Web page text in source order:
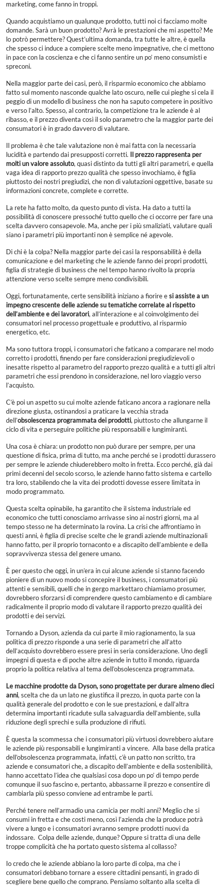
marketing, come fanno in troppi.
Quando acquistiamo un qualunque prodotto, tutti noi ci facciamo molte
domande. Sarà un buon prodotto? Avrà le prestazioni che mi aspetto? Me
lo potrò permettere? Quest’ultima domanda, tra tutte le altre, è quella
che spesso ci induce a compiere scelte meno impegnative, che ci mettono
in pace con la coscienza e che ci fanno sentire un po’ meno consumisti e
spreconi.
Nella maggior parte dei casi, però, il risparmio economico che abbiamo
fatto sul momento nasconde qualche lato oscuro, nelle cui pieghe si cela il
peggio di un modello di business che non ha saputo competere in positivo
e verso l’alto. Spesso, al contrario, la competizione tra le aziende è al
ribasso, e il prezzo diventa così il solo parametro che la maggior parte dei
consumatori è in grado davvero di valutare.
Il problema è che tale valutazione non è mai fatta con la necessaria
lucidità e partendo dai presupposti corretti. Il prezzo rappresenta per
molti un valore assoluto, quasi distinto da tutti gli altri parametri, e quella
vaga idea di rapporto prezzo qualità che spesso invochiamo, è figlia
piuttosto dei nostri pregiudizi, che non di valutazioni oggettive, basate su
informazioni concrete, complete e corrette.
La rete ha fatto molto, da questo punto di vista. Ha dato a tutti la
possibilità di conoscere pressoché tutto quello che ci occorre per fare una
scelta davvero consapevole. Ma, anche per i più smaliziati, valutare quali
siano i parametri più importanti non è semplice né agevole.
Di chi è la colpa? Nella maggior parte dei casi la responsabilità è della
comunicazione e del marketing che le aziende fanno dei propri prodotti,
figlia di strategie di business che nel tempo hanno rivolto la propria
attenzione verso scelte sempre meno condivisibili.
Oggi, fortunatamente, certe sensibilità iniziano a fiorire e si assiste a un
impegno crescente delle aziende su tematiche correlate al rispetto
dell’ambiente e dei lavoratori, all’interazione e al coinvolgimento dei
consumatori nel processo progettuale e produttivo, al risparmio
energetico, etc.
Ma sono tuttora troppi, i consumatori che faticano a comparare nel modo
corretto i prodotti, finendo per fare considerazioni pregiudizievoli o
inesatte rispetto al parametro del rapporto prezzo qualità e a tutti gli altri
parametri che essi prendono in considerazione, nel loro viaggio verso
l’acquisto.
C’è poi un aspetto su cui molte aziende faticano ancora a ragionare nella
direzione giusta, ostinandosi a praticare la vecchia strada
dell’obsolescenza programmata dei prodotti, piuttosto che allungarne il
ciclo di vita e perseguire politiche più responsabili e lungimiranti.
Una cosa è chiara: un prodotto non può durare per sempre, per una
questione di fisica, prima di tutto, ma anche perché se i prodotti durassero
per sempre le aziende chiuderebbero molto in fretta. Ecco perché, già dai
primi decenni del secolo scorso, le aziende hanno fatto sistema e cartello
tra loro, stabilendo che la vita dei prodotti dovesse essere limitata in
modo programmato.
Questa scelta opinabile, ha garantito che il sistema industriale ed
economico che tutti conosciamo arrivasse sino ai nostri giorni, ma al
tempo stesso ne ha determinato la rovina. La crisi che affrontiamo in
questi anni, è figlia di precise scelte che le grandi aziende multinazionali
hanno fatto, per il proprio tornaconto e a discapito dell’ambiente e della
sopravvivenza stessa del genere umano.
È per questo che oggi, in un’era in cui alcune aziende si stanno facendo
pioniere di un nuovo modo si concepire il business, i consumatori più
attenti e sensibili, quelli che in gergo markettaro chiamiamo prosumer,
dovrebbero sforzarsi di comprendere questo cambiamento e di cambiare
radicalmente il proprio modo di valutare il rapporto prezzo qualità dei
prodotti e dei servizi.
Tornando a Dyson, azienda da cui parte il mio ragionamento, la sua
politica di prezzo risponde a una serie di parametri che all’atto
dell’acquisto dovrebbero essere presi in seria considerazione. Uno degli
impegni di questa e di poche altre aziende in tutto il mondo, riguarda
proprio la politica relativa al tema dell’obsolescenza programmata.
Le macchine prodotte da Dyson, sono progettate per durare almeno dieci
anni, scelta che da un lato ne giustifica il prezzo, in quota parte con la
qualità generale del prodotto e con le sue prestazioni, e dall’altra
determina importanti ricadute sulla salvaguardia dell’ambiente, sulla
riduzione degli sprechi e sulla produzione di rifiuti.
È questa la scommessa che i consumatori più virtuosi dovrebbero aiutare
le aziende più responsabili e lungimiranti a vincere. Alla base della pratica
dell’obsolescenza programmata, infatti, c’è un patto non scritto, tra
aziende e consumatori che, a discapito dell’ambiente e della sostenibilità,
hanno accettato l’idea che qualsiasi cosa dopo un po’ di tempo perde
comunque il suo fascino e, pertanto, abbassarne il prezzo e consentire di
cambiarla più spesso conviene ad entrambe le parti.
Perché tenere nell’armadio una camicia per molti anni? Meglio che si
consumi in fretta e che costi meno, così l’azienda che la produce potrà
vivere a lungo e i consumatori avranno sempre prodotti nuovi da
indossare. Colpa delle aziende, dunque? Oppure si tratta di una delle
troppe complicità che ha portato questo sistema al collasso?
Io credo che le aziende abbiano la loro parte di colpa, ma che i
consumatori debbano tornare a essere cittadini pensanti, in grado di
scegliere bene quello che comprano. Pensiamo soltanto alla scelta di